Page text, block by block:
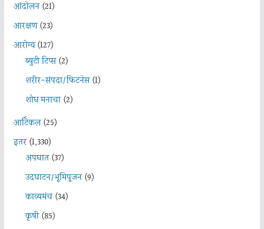
आंदोलन(21)
आरक्षण(23)
आरोग्य(127)
ब्युटी टिप्स(2)
शरीर-संपदा/फिटनेस(1)
शोध मनाचा(2)
आर्टिकल(25)
इतर(1,330)
अपघात(37)
उदघाटन/भूमिपूजन(9)
काव्यमंच(34)
कृषी(85)